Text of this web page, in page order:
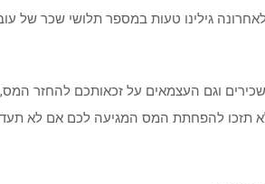
גילינו טעות במספר תלושי שכר של
וגם העצמאים על זכאותכם להחזר
תזכו להפחתת המס המגיעה לכם אם לא